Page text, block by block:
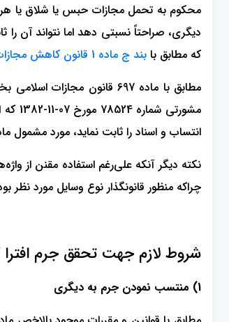
محکوم به تحمل مجازات حبس یا شلاق یا
که مطابق با بند ج ماده 1 قانون کاهش مجازات حبس تعزیری مصوب 1399
مطابق با ماده 697 قانون
انتساب و اسناد را ثابت نماید، مورد مشمول ماده 697 قانون مجازات اسلامی خواهد
نکته دیگر آنکه علی‌رغم استفاده مقنن از
چراکه منظور قانونگذار نوع وسایل مورد نظر
شروط لازم جهت تحقق جرم افترا
1) منتسب نمودن جرم به دیگری